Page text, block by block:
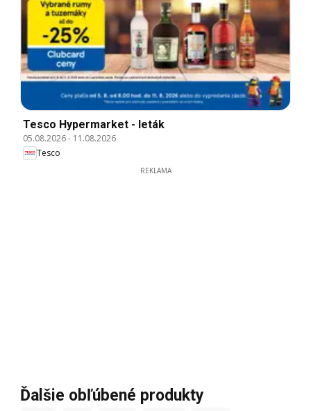
Tesco Hypermarket - leták
05.08.2026- 11.08.2026
Tesco
REKLAMA
Ďalšie obľúbené produkty